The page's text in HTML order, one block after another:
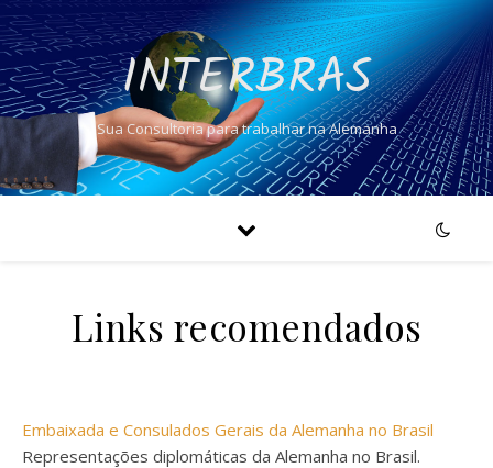
INTERBRAS
Sua Consultoria para trabalhar na Alemanha
Links recomendados
Embaixada e Consulados Gerais da Alemanha no Brasil
Representações diplomáticas da Alemanha no Brasil.